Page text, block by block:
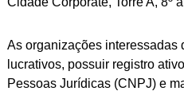
As organizações interessadas
lucrativos, possuir registro
Pessoas Jurídicas (CNPJ) e